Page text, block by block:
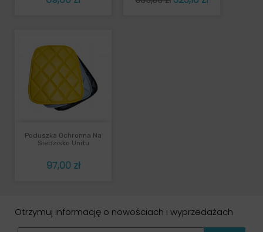
Poduszka Ochronna Na
Siedzisko Unitu
Cena
97,00 zł
Otrzymuj informację o nowościach i wyprzedażach